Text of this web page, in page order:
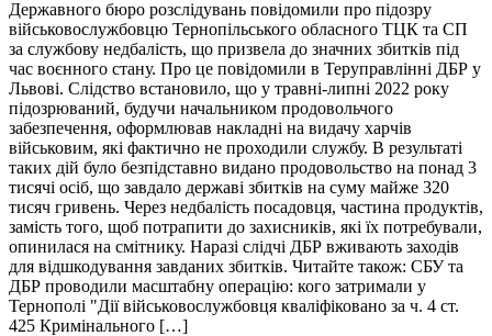
Державного бюро розслідувань повідомили про підозру
військовослужбовцю Тернопільського обласного ТЦК та СП
за службову недбалість, що призвела до значних збитків під
час воєнного стану. Про це повідомили в Теруправлінні ДБР у
Львові. Слідство встановило, що у травні-липні 2022 року
підозрюваний, будучи начальником продовольчого
забезпечення, оформлював накладні на видачу харчів
військовим, які фактично не проходили службу. В результаті
таких дій було безпідставно видано продовольство на понад 3
тисячі осіб, що завдало державі збитків на суму майже 320
тисяч гривень. Через недбалість посадовця, частина продуктів,
замість того, щоб потрапити до захисників, які їх потребували,
опинилася на смітнику. Наразі слідчі ДБР вживають заходів
для відшкодування завданих збитків. Читайте також: СБУ та
ДБР проводили масштабну операцію: кого затримали у
Тернополі "Дії військовослужбовця кваліфіковано за ч. 4 ст.
425 Кримінального […]